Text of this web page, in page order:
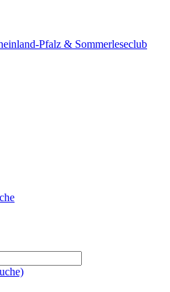
Pfalz & Sommerleseclub